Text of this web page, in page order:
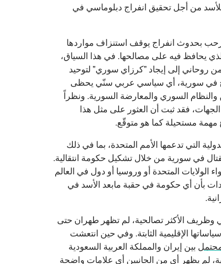
من أجل تحقيق انفراج دبلوماسي في
بحدوث انفراج يوقف استنزاف مواردها
يحافظ فيه على مصالحها. في هذا السياق،
من روحاني إلى إيجاد "كرزاي سوري" لتوحيد
في سورية، أي سياسي عربي سنّي يحظى
السوري والمعارضة السورية. ونظراً
فقد ثبت أن العثور على مثل هذا
مستحيلة كما هو متوقّع.
التي تدعمها الأمم المتحدة، بما في ذلك
في سورية من خلال تشكيل حكومة انتقالية.
الولايات المتحدة أو وروسيا أو دول في العالم
بأن أي حكومة في حقبة مابعد الأسد في
الأكثر تصالحية، لم تظهر طهران حتى
الإقليمية الثابتة. وفي حين انتعشت
بين إيران والمملكة العربية السعودية
لم يظهر أي من الجانبين أي علامات واضحة